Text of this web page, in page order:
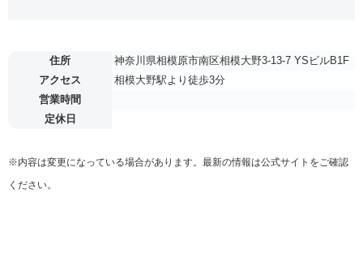
住所
神奈川県相模原市南区相模大野3-13-7 YSビルB1F
アクセス
相模大野駅より徒歩3分
営業時間
定休日
※内容は変更になっている場合があります。最新の情報は公式サイトをご確認
ください。